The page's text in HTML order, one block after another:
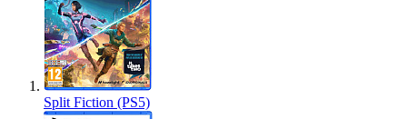
Split Fiction (PS5)